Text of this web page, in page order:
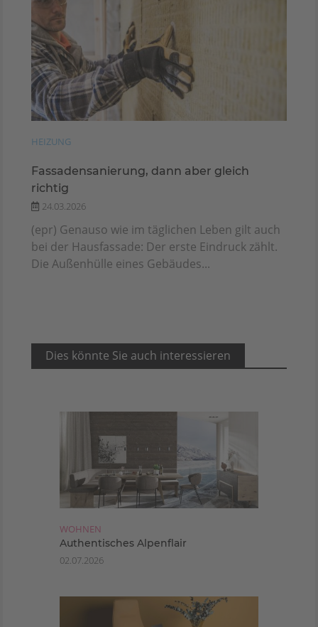
HEIZUNG
Fassadensanierung, dann aber gleich
richtig
24.03.2026
(epr) Genauso wie im täglichen Leben gilt auch
bei der Hausfassade: Der erste Eindruck zählt.
Die Außenhülle eines Gebäudes...
Dies könnte Sie auch interessieren
WOHNEN
Authentisches Alpenflair
02.07.2026